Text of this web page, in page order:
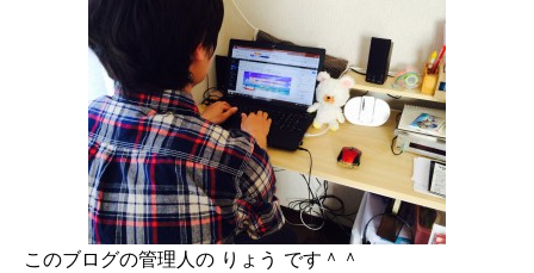
このブログの管理人の りょう です＾＾